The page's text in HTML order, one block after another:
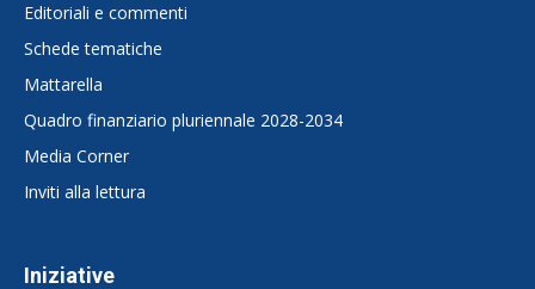
Editoriali e commenti
Schede tematiche
Mattarella
Quadro finanziario pluriennale 2028-2034
Media Corner
Inviti alla lettura
Iniziative